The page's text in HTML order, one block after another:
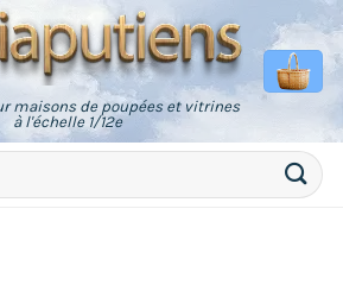
maisons de poupées et vitrines
à l'échelle 1/12e